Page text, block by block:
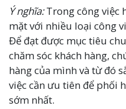
Ý nghĩa:Trong công việc
mặt với nhiều loại công
Để đạt được mục tiêu
chăm sóc khách hàng,
hàng của mình và từ đó
việc cần ưu tiên để phối
sớm nhất.